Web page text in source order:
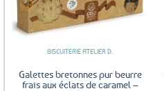
aux
favoris
BISCUITERIE ATELIER D.
Galettes bretonnes pur beurre
frais aux éclats de caramel –